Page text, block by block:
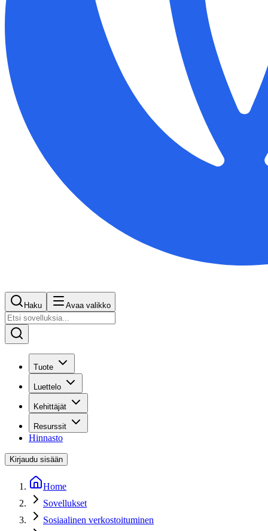
Haku Avaa valikko
Tuote
Luettelo
Kehittäjät
Resurssit
Hinnasto
Kirjaudu sisään
Home
Sovellukset
Sosiaalinen verkostoituminen